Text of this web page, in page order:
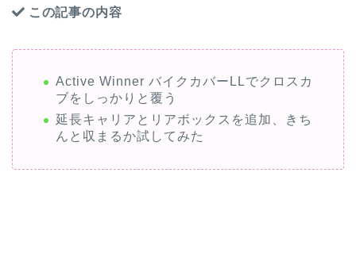
この記事の内容
Active Winner バイクカバーLLでクロスカ
ブをしっかりと覆う
延長キャリアとリアボックスを追加、きち
んと収まるか試してみた